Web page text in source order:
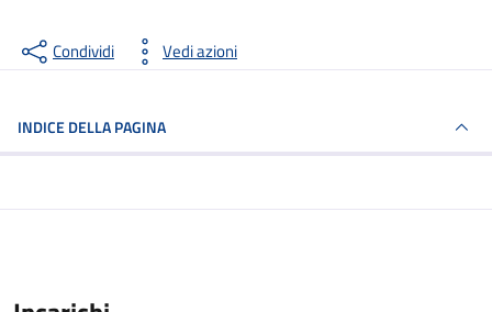
Condividi Vedi azioni
INDICE DELLA PAGINA